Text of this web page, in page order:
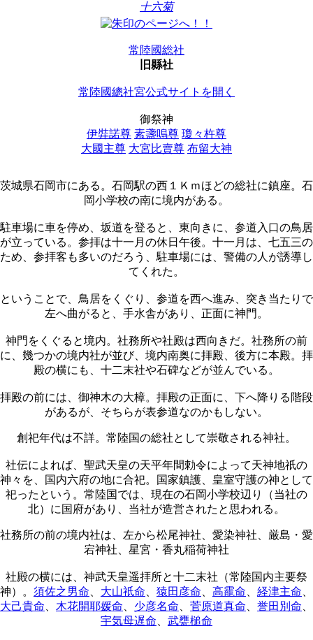
十六菊
常陸國総社
旧縣社
常陸國總社宮公式サイトを開く
御祭神
伊弉諾尊 素盞嗚尊 瓊々杵尊
大國主尊 大宮比賣尊 布留大神
茨城県石岡市にある。石岡駅の西１Ｋｍほどの総社に鎮座。石
岡小学校の南に境内がある。
駐車場に車を停め、坂道を登ると、東向きに、参道入口の鳥居
が立っている。参拝は十一月の休日午後。十一月は、七五三の
ため、参拝客も多いのだろう、駐車場には、警備の人が誘導し
てくれた。
ということで、鳥居をくぐり、参道を西へ進み、突き当たりで
左へ曲がると、手水舎があり、正面に神門。
神門をくぐると境内。社務所や社殿は西向きだ。社務所の前
に、幾つかの境内社が並び、境内南奥に拝殿、後方に本殿。拝
殿の横にも、十二末社や石碑などが並んでいる。
拝殿の前には、御神木の大樟。拝殿の正面に、下へ降りる階段
があるが、そちらが表参道なのかもしない。
創祀年代は不詳。常陸国の総社として崇敬される神社。
社伝によれば、聖武天皇の天平年間勅令によって天神地祇の
神々を、国内六府の地に合祀。国家鎮護、皇室守護の神として
祀ったという。常陸国では、現在の石岡小学校辺り（当社の
北）に国府があり、当社が造営されたと思われる。
社務所の前の境内社は、左から松尾神社、愛染神社、厳島・愛
宕神社、星宮・香丸稲荷神社
社殿の横には、神武天皇遥拝所と十二末社（常陸国内主要祭
神）。 須佐之男命 大山祇命 猿田彦命 高靇命 経津主命
大己貴命
木花開耶媛命 少彦名命 菅原道真命 誉田別命
宇気母遅命
武甕槌命